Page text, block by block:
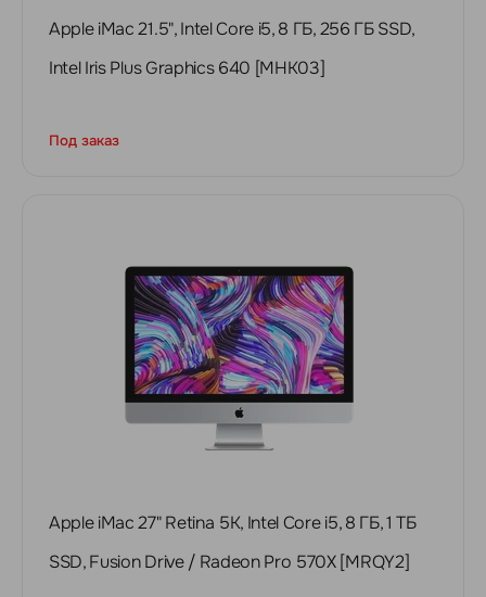
Apple iMac 21.5", Intel Core i5, 8 ГБ, 256 ГБ SSD,
Intel Iris Plus Graphics 640 [MHK03]
Под заказ
Apple iMac 27" Retina 5K, Intel Сore i5, 8 ГБ, 1 ТБ
SSD, Fusion Drive / Radeon Pro 570X [MRQY2]